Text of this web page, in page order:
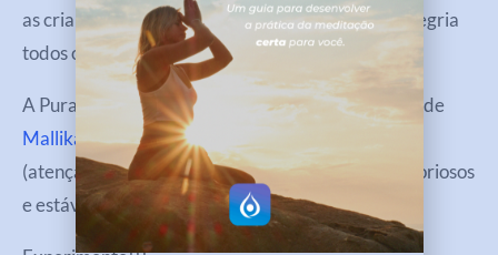
as crianças sintam mais segurança, liberdade e alegria
todos os dias.’
A Pura Energia Positiva inspirada nas meditações de
Mallika Chopracriou meditações de mindfulness
(atenção plena para ajudar seus filhos a serem vitoriosos
e estáveis).